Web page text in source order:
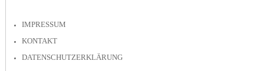
IMPRESSUM
KONTAKT
DATENSCHUTZERKLÄRUNG